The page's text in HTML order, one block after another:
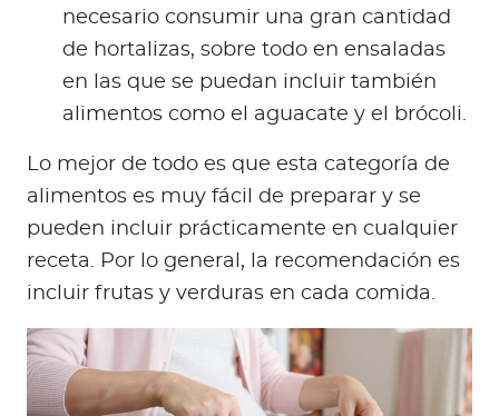
necesario consumir una gran cantidad
de hortalizas, sobre todo en ensaladas
en las que se puedan incluir también
alimentos como el aguacate y el brócoli.
Lo mejor de todo es que esta categoría de
alimentos es muy fácil de preparar y se
pueden incluir prácticamente en cualquier
receta. Por lo general, la recomendación es
incluir frutas y verduras en cada comida.